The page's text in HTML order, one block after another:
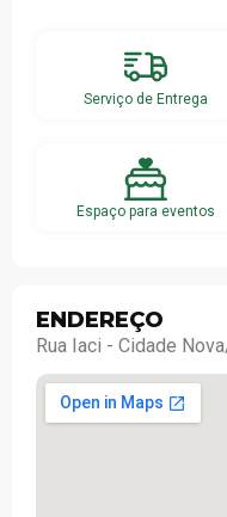
Serviço de Entrega
Espaço para eventos
ENDEREÇO
Rua Iaci - Cidade